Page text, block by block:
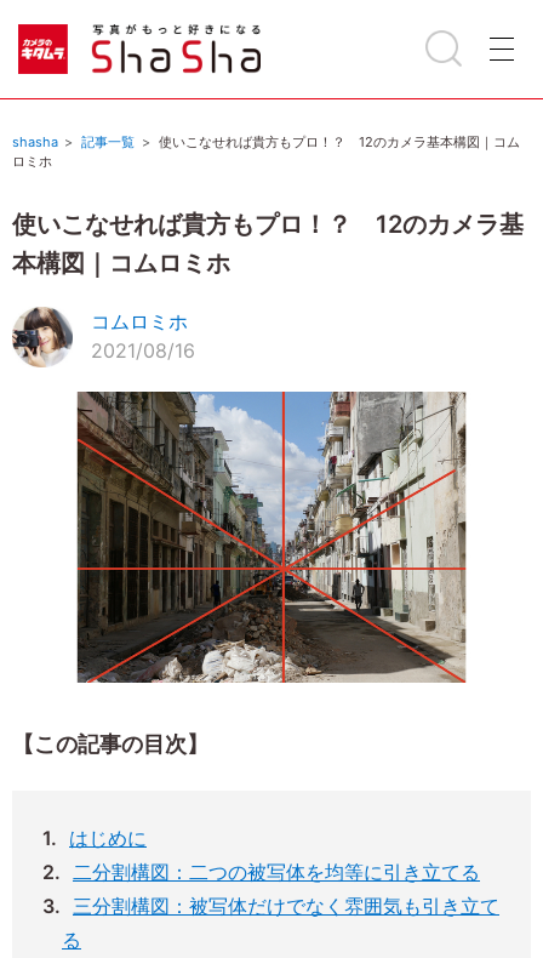
shasha 記事一覧
使いこなせれば貴方もプロ！？ 12のカメラ基本構図｜コム
ロミホ
使いこなせれば貴方もプロ！？ 12のカメラ基
本構図｜コムロミホ
コムロミホ
2021/08/16
【この記事の目次】
はじめに
二分割構図：二つの被写体を均等に引き立てる
三分割構図：被写体だけでなく雰囲気も引き立て
る